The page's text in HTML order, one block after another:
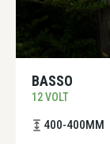
BASSO
12 VOLT
400-400MM